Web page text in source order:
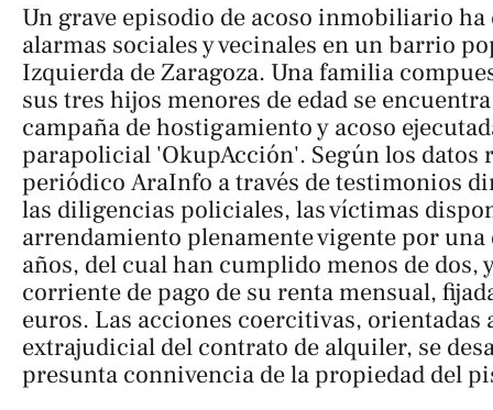
Un grave episodio de acoso inmobiliario ha
alarmas sociales y vecinales en un barrio
Izquierda de Zaragoza. Una familia
sus tres hijos menores de edad se
campaña de hostigamiento y acoso
parapolicial 'OkupAcción'. Según los datos
periódico AraInfo a través de testimonios
las diligencias policiales, las víctimas
arrendamiento plenamente vigente por
años, del cual han cumplido menos de dos,
corriente de pago de su renta mensual,
euros. Las acciones coercitivas, orientadas
extrajudicial del contrato de alquiler, se
presunta connivencia de la propiedad del